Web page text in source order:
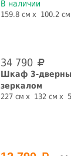
С
В наличии
159.8 см 100.2 см
34 790
Шкаф 3-
зеркалом
227 см 132 см